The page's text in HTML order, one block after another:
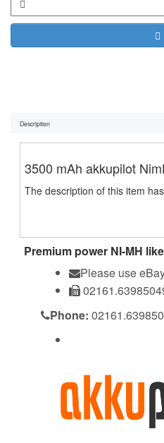
Description
3500 mAh akkupilot
The description of this item
Premium power NI-MH
Please use
Phone: